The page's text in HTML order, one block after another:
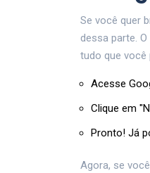
Se você quer
dessa parte.
tudo que você
Acesse
Clique em
Pronto! Já
Agora, se